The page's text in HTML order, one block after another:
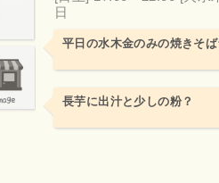
日
平日の水木金のみの焼きそば
長芋に出汁と少しの粉？